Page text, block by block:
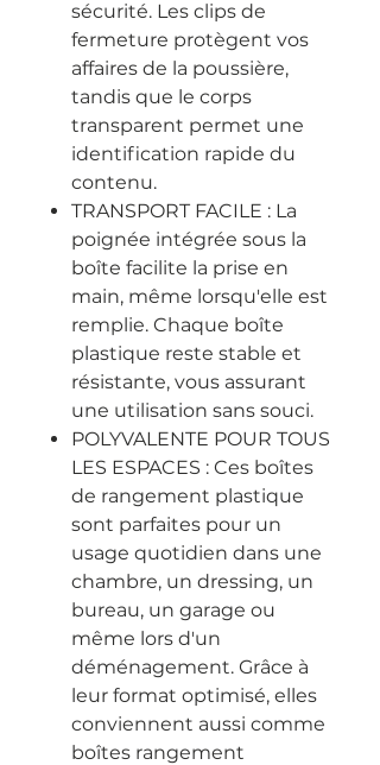
sécurité. Les clips de
fermeture protègent vos
affaires de la poussière,
tandis que le corps
transparent permet une
identification rapide du
contenu.
TRANSPORT FACILE : La
poignée intégrée sous la
boîte facilite la prise en
main, même lorsqu'elle est
remplie. Chaque boîte
plastique reste stable et
résistante, vous assurant
une utilisation sans souci.
POLYVALENTE POUR TOUS
LES ESPACES : Ces boîtes
de rangement plastique
sont parfaites pour un
usage quotidien dans une
chambre, un dressing, un
bureau, un garage ou
même lors d'un
déménagement. Grâce à
leur format optimisé, elles
conviennent aussi comme
boîtes rangement